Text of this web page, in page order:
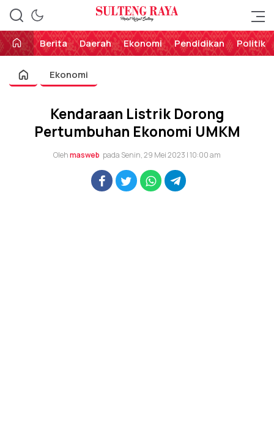
Sulteng Raya
Perekat Rakyat Sulteng
Berita
Daerah Ekonomi Pendidikan Politik
Ekonomi
Kendaraan Listrik Dorong
Pertumbuhan Ekonomi UMKM
Olehmasweb pada Senin, 29 Mei 2023 | 10:00 am